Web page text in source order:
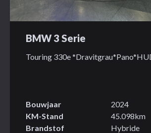
BMW 3 Serie
Touring 330e
Bouwjaar
2024
KM-Stand
45.098km
Brandstof
Hybride